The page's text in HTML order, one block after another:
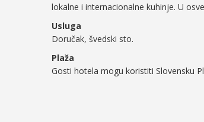
lokalne i internacionalne kuhinje. U
Usluga
Doručak, švedski sto.
Plaža
Gosti hotela mogu koristiti Slovensku